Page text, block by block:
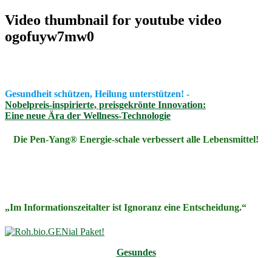
Video thumbnail for youtube video
ogofuyw7mw0
Gesundheit schützen, Heilung unterstützen! -
Nobelpreis-inspirierte, preisgekrönte Innovation:
Eine neue Ära der Wellness-Technologie
Die Pen-Yang® Energie-schale verbessert alle Lebensmittel!
„Im Informationszeitalter ist Ignoranz eine Entscheidung.“
Gesundes